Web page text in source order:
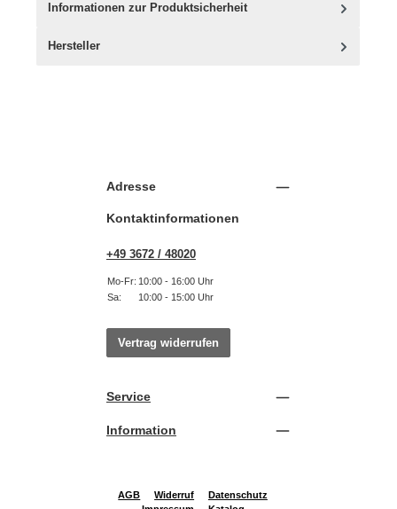
Informationen zur Produktsicherheit
Hersteller
Adresse
Kontaktinformationen
+49 3672 / 48020
Mo-Fr: 10:00 - 16:00 Uhr
Sa:
10:00 - 15:00 Uhr
Vertrag widerrufen
Service
Information
AGB Widerruf
Datenschutz